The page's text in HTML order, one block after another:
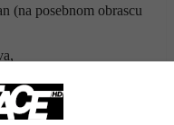
(na posebnom obrascu
sa obradom ličnih